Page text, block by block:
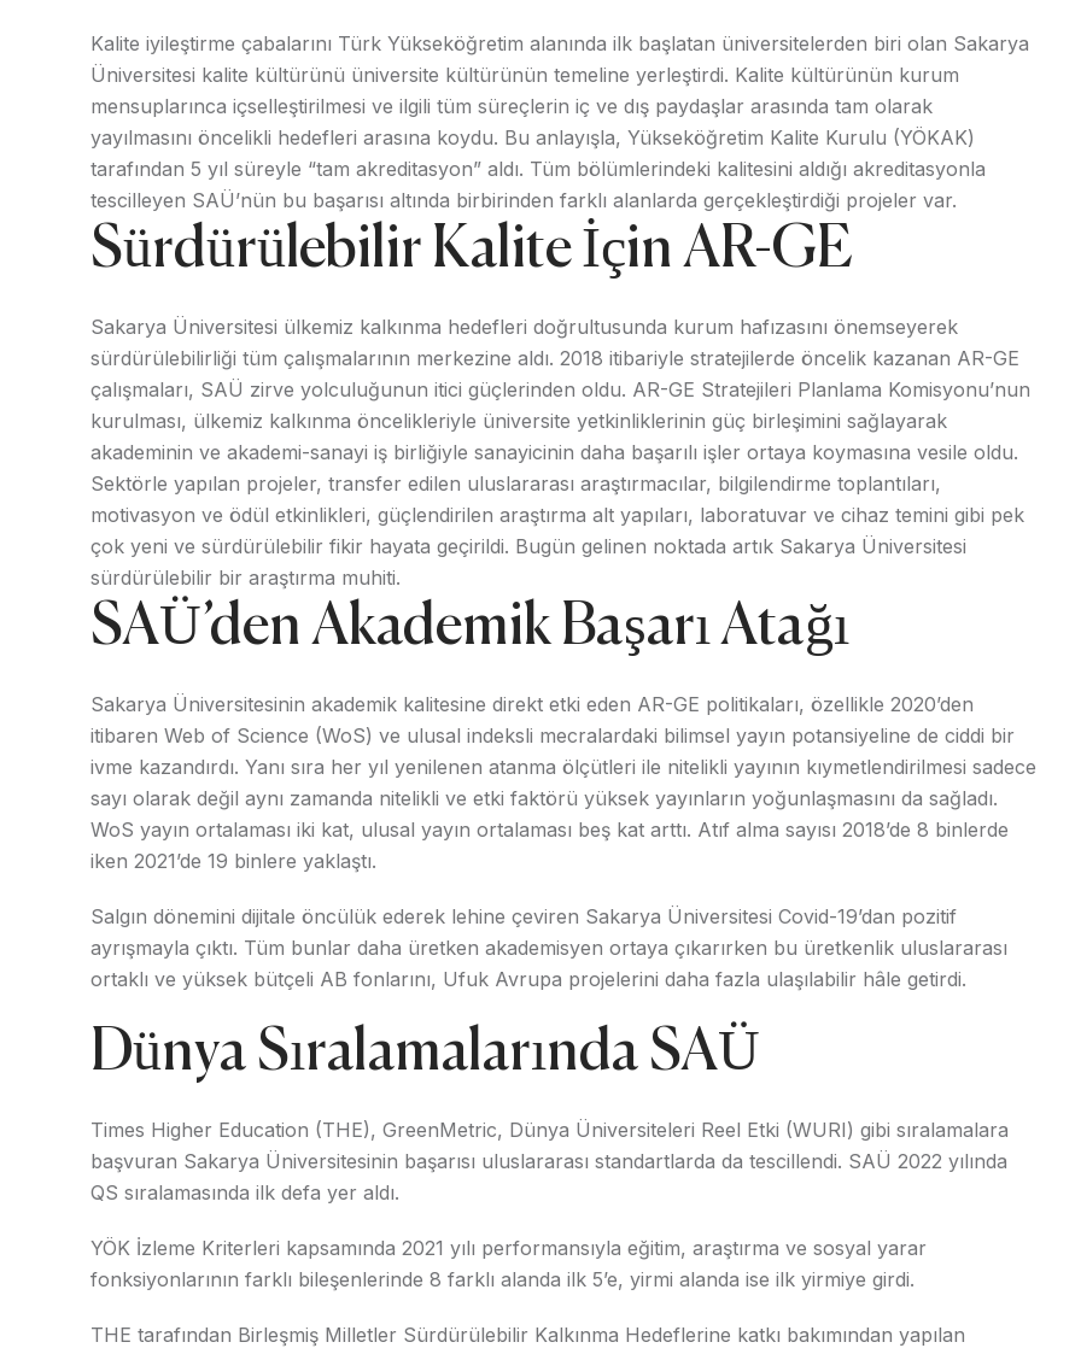
Kalite iyileştirme çabalarını Türk Yükseköğretim alanında ilk başlatan üniversitelerden biri olan Sakarya
Üniversitesi kalite kültürünü üniversite kültürünün temeline yerleştirdi. Kalite kültürünün kurum
mensuplarınca içselleştirilmesi ve ilgili tüm süreçlerin iç ve dış paydaşlar arasında tam olarak
yayılmasını öncelikli hedefleri arasına koydu. Bu anlayışla, Yükseköğretim Kalite Kurulu (YÖKAK)
tarafından 5 yıl süreyle “tam akreditasyon” aldı. Tüm bölümlerindeki kalitesini aldığı akreditasyonla
tescilleyen SAÜ’nün bu başarısı altında birbirinden farklı alanlarda gerçekleştirdiği projeler var.
Sürdürülebilir Kalite İçin AR-GE
Sakarya Üniversitesi ülkemiz kalkınma hedefleri doğrultusunda kurum hafızasını önemseyerek
sürdürülebilirliği tüm çalışmalarının merkezine aldı. 2018 itibariyle stratejilerde öncelik kazanan AR-GE
çalışmaları, SAÜ zirve yolculuğunun itici güçlerinden oldu. AR-GE Stratejileri Planlama Komisyonu’nun
kurulması, ülkemiz kalkınma öncelikleriyle üniversite yetkinliklerinin güç birleşimini sağlayarak
akademinin ve akademi-sanayi iş birliğiyle sanayicinin daha başarılı işler ortaya koymasına vesile oldu.
Sektörle yapılan projeler, transfer edilen uluslararası araştırmacılar, bilgilendirme toplantıları,
motivasyon ve ödül etkinlikleri, güçlendirilen araştırma alt yapıları, laboratuvar ve cihaz temini gibi pek
çok yeni ve sürdürülebilir fikir hayata geçirildi. Bugün gelinen noktada artık Sakarya Üniversitesi
sürdürülebilir bir araştırma muhiti.
SAÜ’den Akademik Başarı Atağı
Sakarya Üniversitesinin akademik kalitesine direkt etki eden AR-GE politikaları, özellikle 2020’den
itibaren Web of Science (WoS) ve ulusal indeksli mecralardaki bilimsel yayın potansiyeline de ciddi bir
ivme kazandırdı. Yanı sıra her yıl yenilenen atanma ölçütleri ile nitelikli yayının kıymetlendirilmesi sadece
sayı olarak değil aynı zamanda nitelikli ve etki faktörü yüksek yayınların yoğunlaşmasını da sağladı.
WoS yayın ortalaması iki kat, ulusal yayın ortalaması beş kat arttı. Atıf alma sayısı 2018’de 8 binlerde
iken 2021’de 19 binlere yaklaştı.
Salgın dönemini dijitale öncülük ederek lehine çeviren Sakarya Üniversitesi Covid-19’dan pozitif
ayrışmayla çıktı. Tüm bunlar daha üretken akademisyen ortaya çıkarırken bu üretkenlik uluslararası
ortaklı ve yüksek bütçeli AB fonlarını, Ufuk Avrupa projelerini daha fazla ulaşılabilir hâle getirdi.
Dünya Sıralamalarında SAÜ
Times Higher Education (THE), GreenMetric, Dünya Üniversiteleri Reel Etki (WURI) gibi sıralamalara
başvuran Sakarya Üniversitesinin başarısı uluslararası standartlarda da tescillendi. SAÜ 2022 yılında
QS sıralamasında ilk defa yer aldı.
YÖK İzleme Kriterleri kapsamında 2021 yılı performansıyla eğitim, araştırma ve sosyal yarar
fonksiyonlarının farklı bileşenlerinde 8 farklı alanda ilk 5’e, yirmi alanda ise ilk yirmiye girdi.
THE tarafından Birleşmiş Milletler Sürdürülebilir Kalkınma Hedeflerine katkı bakımından yapılan